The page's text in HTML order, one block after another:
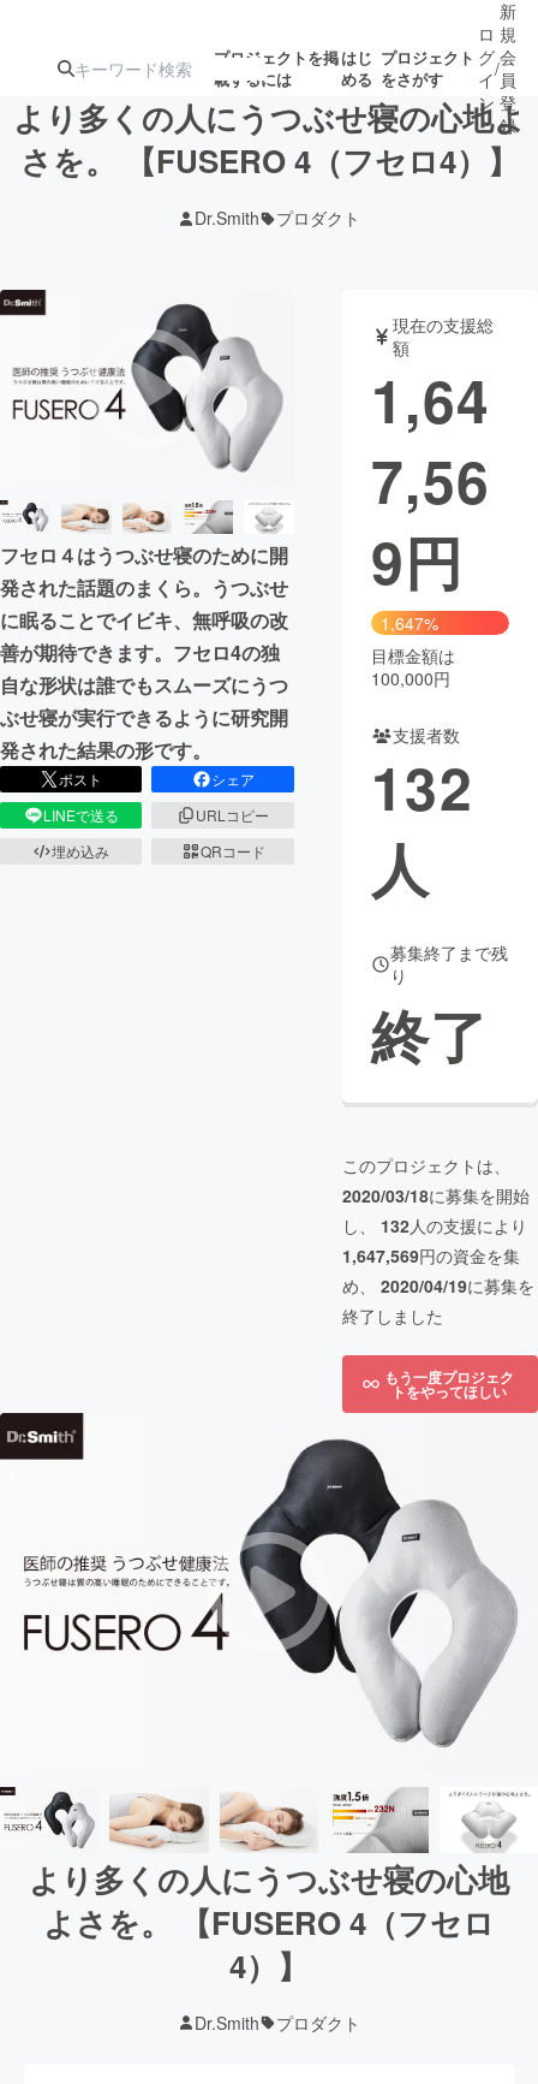
プロジェクトを掲
載するには
はじ
める
プロジェクト
をさがす
ジェクト
募集終了が近いプ
ロジェクト
アート・写真 音楽
テクノロジー・ガジェット ゲーム・サ
映像・映画
ビジネス・起業
まちづくり・地域活性化
CAMPFIRE for Social Good
CAMPFIRE Creation
CAMPFIREふるさと納税machi-ya コミュニティ
ロ
グ
イ
ン
/
新
規
会
員
登
録
より多くの人にうつぶせ寝の心地よ
さを。 【FUSERO 4（フセロ4）】
Dr.Smith プロダクト
フセロ４はうつぶせ寝のために開
発された話題のまくら。うつぶせ
に眠ることでイビキ、無呼吸の改
善が期待できます。フセロ4の独
自な形状は誰でもスムーズにうつ
ぶせ寝が実行できるように研究開
発された結果の形です。
ポスト
シェア
LINEで送る
URLコピー
埋め込み
QRコード
現在の支援総
額
1,64
7,56
9円
1,647%
目標金額は
100,000円
支援者数
132
人
募集終了まで残
り
終了
このプロジェクトは、
2020/03/18に募集を開始
し、 132人の支援により
1,647,569円の資金を集
め、 2020/04/19に募集を
終了しました
もう一度プロジェク
トをやってほしい
より多くの人にうつぶせ寝の心地
よさを。 【FUSERO 4（フセロ
4）】
Dr.Smith プロダクト